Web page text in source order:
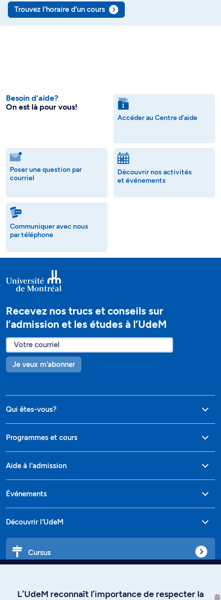
Trouvez l’horaire d’un cours
Besoin d’aide?
On est là pour vous!
Accéder au Centre d'aide
Poser une question par
courriel
Découvrir nos activités
et événements
Communiquer avec nous
par téléphone
Recevez nos trucs et conseils sur
l’admission et les études à l’UdeM
Je veux m'abonner
Qui êtes-vous?
Programmes et cours
Aide à l'admission
Événements
Découvrir l'UdeM
Cursus
L’UdeM reconnaît l’importance de respecter la